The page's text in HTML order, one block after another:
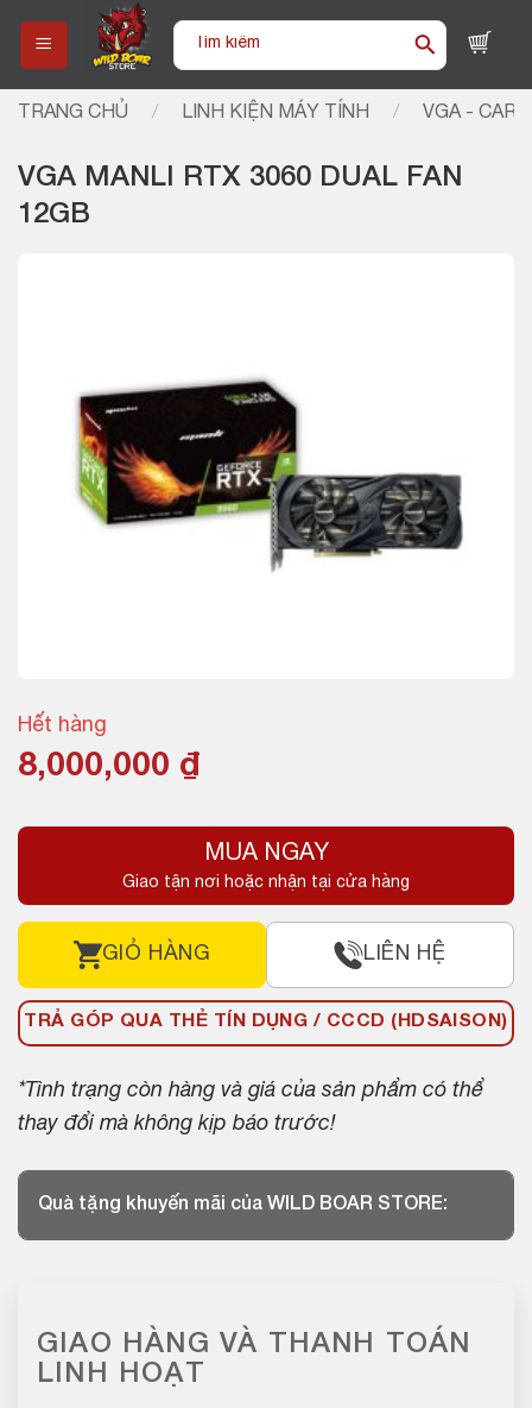
content
Tìm
TRANG CHỦ / LINH KIỆN MÁY TÍNH / VGA -
VGA MANLI RTX 3060 DUAL FAN
12GB
Hết hàng
8,000,000 ₫
MUA NGAY
Giao tận nơi hoặc nhận tại cửa hàng
GIỎ HÀNG LIÊN HỆ
TRẢ GÓP QUA THẺ TÍN DỤNG / CCCD (HDSAISON)
*Tình trạng còn hàng và giá của sản phẩm có thể
thay đổi mà không kịp báo trước!
Quà tặng khuyến mãi của WILD BOAR STORE:
GIAO HÀNG VÀ THANH TOÁN
LINH HOẠT